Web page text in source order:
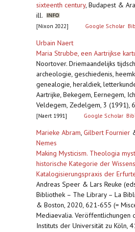
sixteenth century, Budapest &
ill.
[Nixon 2022] Google Scholar
Urbain Naert
Maria Strubbe, een Aartrijkse
Noortover. Driemaandelijks
archeologie, geschiedenis,
genealogie, heraldiek,
Aartrijke, Bekegem, Eernegem,
Veldegem, Zedelgem, 3 (1991),
[Naert 1991] Google Scholar
Marieke Abram, Gilbert Fournier
Nemes
Making Mysticism. Theologia
historische Kategorie der
Katalogisierungspraxis der
Andreas Speer & Lars Reuke
Bibliothek – The Library – La
& Boston, 2020, 621-655 (=
Mediaevalia. Veröffentlichungen
Instituts der Universität zu Köln,